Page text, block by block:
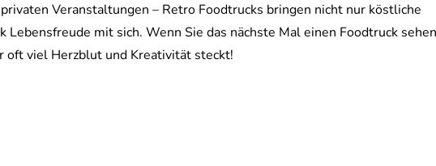
Veranstaltungen – Retro Foodtrucks bringen nicht nur köstliche
Lebensfreude mit sich. Wenn Sie das nächste Mal einen Foodtruck
oft viel Herzblut und Kreativität steckt!